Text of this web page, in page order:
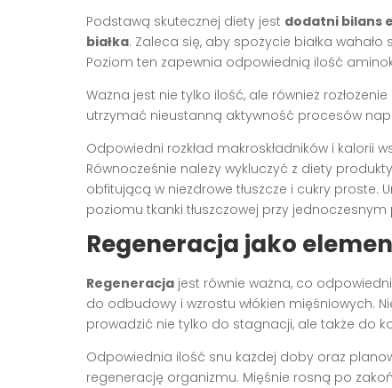
Podstawą skutecznej diety jest dodatni bilans
białka. Zaleca się, aby spożycie białka
Poziom ten zapewnia odpowiednią ilość
Ważna jest nie tylko ilość, ale również
utrzymać nieustanną aktywność procesów
Odpowiedni rozkład makroskładników i kalorii
Równocześnie należy wykluczyć z diety
obfitującą w niezdrowe tłuszcze i cukry proste.
poziomu tkanki tłuszczowej przy
Regeneracja jako
Regeneracja jest równie ważna, co
do odbudowy i wzrostu włókien mięśniowych.
prowadzić nie tylko do stagnacji, ale także do
Odpowiednia ilość snu każdej doby oraz
regenerację organizmu. Mięśnie rosną po